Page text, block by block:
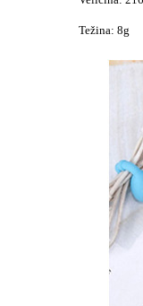
Težina: 8g